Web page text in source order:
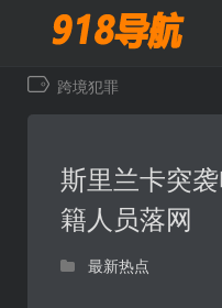
跨境犯罪
斯里兰卡突
籍人员落网
最新热点